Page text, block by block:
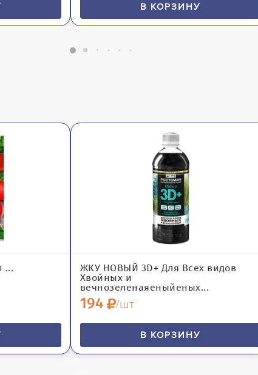
В КОРЗИНУ
...
ЖКУ НОВЫЙ 3D+ Для Всех видов
Хвойных и
вечнозеленаяеныйеных...
194 /шт
В КОРЗИНУ